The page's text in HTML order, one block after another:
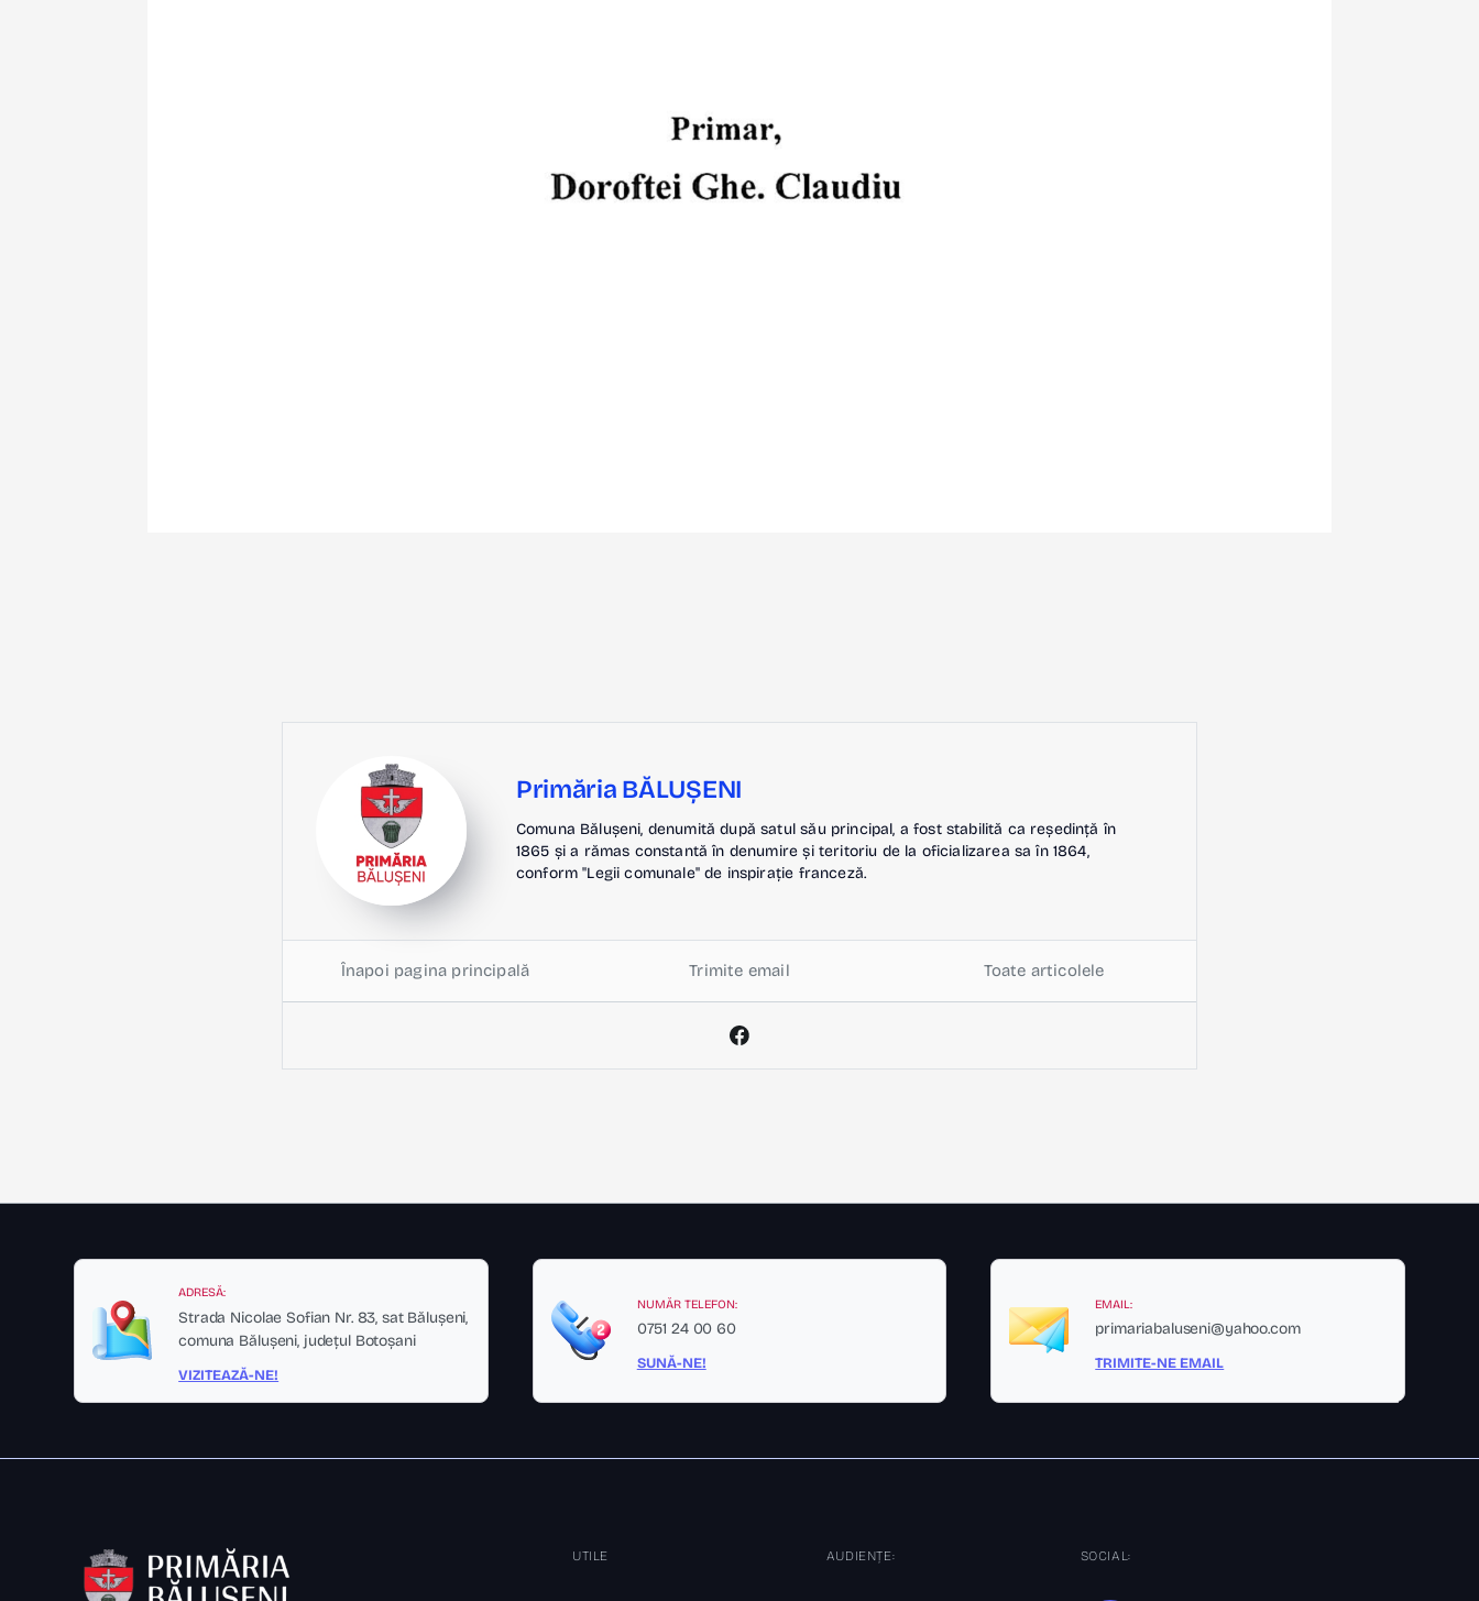
Primăria BĂLUȘENI
Comuna Bălușeni, denumită după satul său principal, a fost stabilită ca reședință în
1865 și a rămas constantă în denumire și teritoriu de la oficializarea sa în 1864,
conform "Legii comunale" de inspirație franceză.
Înapoi pagina principală Trimite email Toate articolele
ADRESĂ:
Strada Nicolae Sofian Nr. 83, sat Bălușeni,
comuna Bălușeni, județul Botoșani
VIZITEAZĂ-NE!
NUMĂR TELEFON:
0751 24 00 60
SUNĂ-NE!
EMAIL:
primariabaluseni@yahoo.com
TRIMITE-NE EMAIL
UTILE AUDIENȚE: SOCIAL: